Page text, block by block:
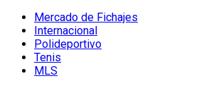
Mercado de Fichajes
Internacional
Polideportivo
Tenis
MLS